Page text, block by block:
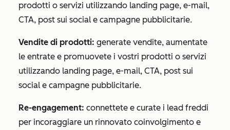
prodotti o servizi utilizzando landing page, e-mail,
CTA, post sui social e campagne pubblicitarie.
Vendite di prodotti: generate vendite, aumentate
le entrate e promuovete i vostri prodotti o servizi
utilizzando landing page, e-mail, CTA, post sui
social e campagne pubblicitarie.
Re-engagement: connettete e curate i lead freddi
per incoraggiare un rinnovato coinvolgimento e